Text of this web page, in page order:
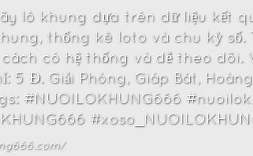
lô khung dựa trên dữ liệu kết
thống kê loto và chu kỳ
có hệ thống và dễ theo dõi.
Đ. Giải Phóng, Giáp Bát, Hoàng
#NUOILOKHUNG666